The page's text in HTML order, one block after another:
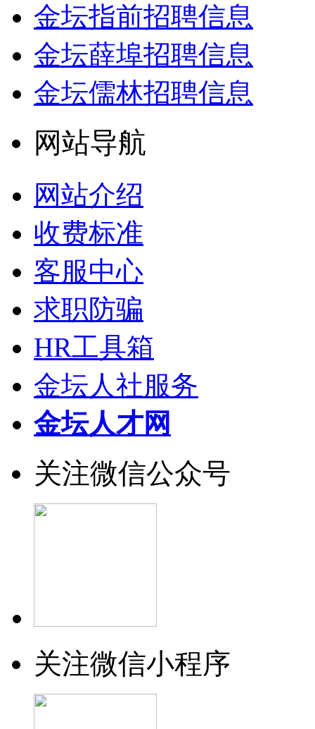
金坛指前招聘信息
金坛薛埠招聘信息
金坛儒林招聘信息
网站导航
网站介绍
收费标准
客服中心
求职防骗
HR工具箱
金坛人社服务
金坛人才网
关注微信公众号
关注微信小程序